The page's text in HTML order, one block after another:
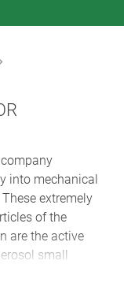
into mechanical
extremely
of the
are the active
small